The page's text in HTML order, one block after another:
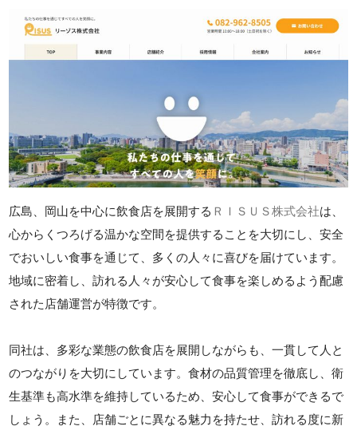
広島、岡山を中心に飲食店を展開する ＲＩＳＵＳ株式会社は、
心からくつろげる温かな空間を提供することを大切にし、安全
でおいしい食事を通じて、多くの人々に喜びを届けています。
地域に密着し、訪れる人々が安心して食事を楽しめるよう配慮
された店舗運営が特徴です。
同社は、多彩な業態の飲食店を展開しながらも、一貫して人と
のつながりを大切にしています。食材の品質管理を徹底し、衛
生基準も高水準を維持しているため、安心して食事ができるで
しょう。また、店舗ごとに異なる魅力を持たせ、訪れる度に新